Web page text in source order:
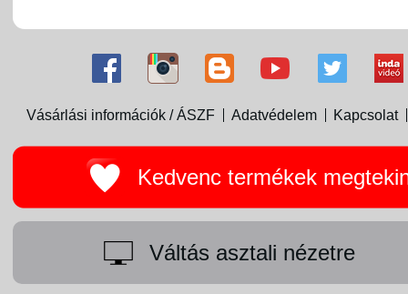
Vásárlási információk / ÁSZF Adatvédelem Kapcsolat
Kedvenc termékek
Váltás asztali nézetre